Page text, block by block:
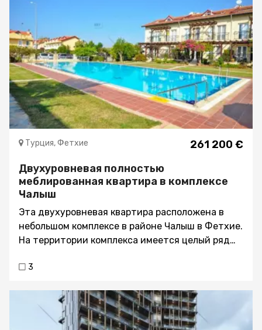
261 200 €
Турция, Фетхие
Двухуровневая полностью
меблированная квартира в комплексе
Чалыш
Эта двухуровневая квартира расположена в
небольшом комплексе в районе Чалыш в Фетхие.
На территории комплекса имеется целый ряд
пользоваться жители, включая следующие:-
плавательный бассейн- Отдельный бассейн для
детей- Кафетерий и клуб на территории
комплекса- Постоянно действующая система
3